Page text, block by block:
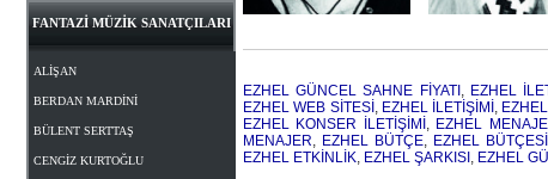
FANTAZİ MÜZİK SANATÇILARI
ALİŞAN
BERDAN MARDİNİ
BÜLENT SERTTAŞ
CENGİZ KURTOĞLU
EZHEL GÜNCEL SAHNE FİYATI , EZHEL
EZHEL WEB SİTESİ , EZHEL İLETİŞİMİ ,
EZHEL KONSER İLETİŞİMİ , EZHEL
MENAJER, EZHEL BÜTÇE, EZHEL BÜTÇESİ
EZHEL ETKİNLİK, EZHEL ŞARKISI , EZHEL